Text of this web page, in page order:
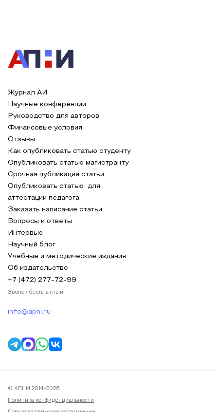
Журнал АИ
Научные конференции
Руководство для авторов
Финансовые условия
Отзывы
Как опубликовать статью студенту
Опубликовать статью магистранту
Срочная публикация статьи
Опубликовать статью для
аттестации педагога
Заказать написание статьи
Вопросы и ответы
Интервью
Научный блог
Учебные и методические издания
Об издательстве
+7 (472) 277-72-99
Звонок бесплатный
info@apni.ru
© АПНИ 2014-2026
Политика конфиденциальности